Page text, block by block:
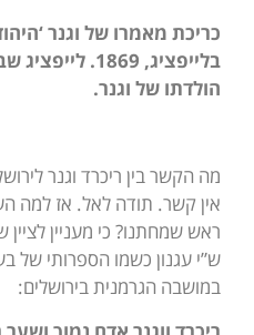
כריכת מאמרו של וגנר
בלייפציג, 1869.
לייפציג
הולדתו של וגנר.
מה הקשר בין ריכרד וגנר
אין קשר. תודה לאל. אז למה
ראש שמחתנו? כי מעניין
ש”י עגנון כשמו הספרותי של
במושבה הגרמנית בירושלים: